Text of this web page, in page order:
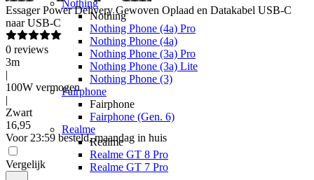
Nothing
Nothing
Nothing Phone (4a) Pro
Nothing Phone (4a)
Nothing Phone (3a) Pro
Nothing Phone (3a) Lite
Nothing Phone (3)
Fairphone
Fairphone
Fairphone (Gen. 6)
Realme
Realme
Realme GT 8 Pro
Realme GT 7 Pro
Essager Power Delivery Gewoven Oplaad en Datakabel USB-C
naar USB-C
0 reviews
3m
|
100W vermogen
|
Zwart
16,95
Voor 23:59 besteld, maandag in huis
Vergelijk